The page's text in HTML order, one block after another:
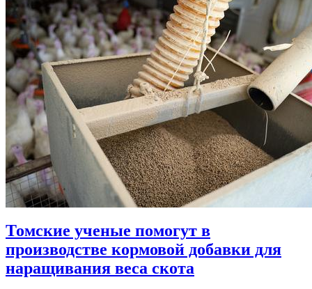
Томские ученые помогут в
производстве кормовой добавки для
наращивания веса скота